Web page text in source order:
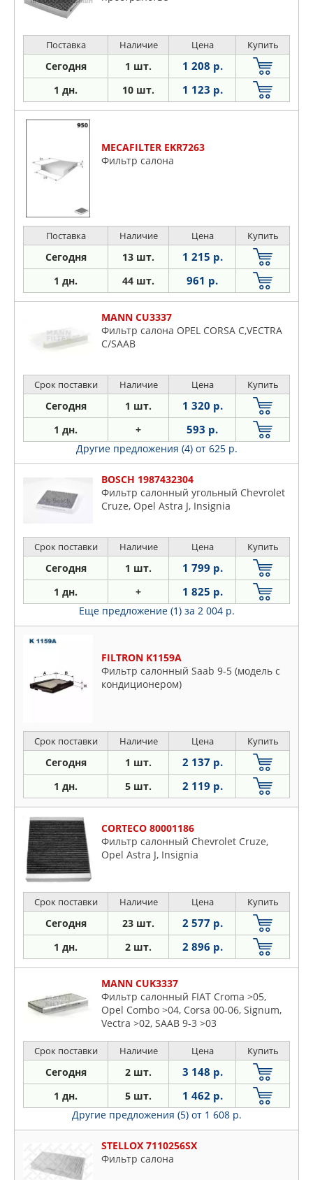
Поставка Наличие Цена Купить
Сегодня 1 шт. 1 208 р.
1 дн. 10 шт. 1 123 р.
MECAFILTER EKR7263
Фильтр салона
Поставка Наличие Цена Купить
Сегодня 13 шт. 1 215 р.
1 дн. 44 шт. 961 р.
MANN CU3337
Фильтр салона OPEL CORSA C,VECTRA
C/SAAB
Срок поставки Наличие Цена Купить
Сегодня 1 шт. 1 320 р.
1 дн. + 593 р.
Другие предложения (4) от 625 р.
BOSCH 1987432304
Фильтр салонный угольный Chevrolet
Cruze, Opel Astra J, Insignia
Срок поставки Наличие Цена Купить
Сегодня 1 шт. 1 799 р.
1 дн. + 1 825 р.
Еще предложение (1) за 2 004 р.
FILTRON K1159A
Фильтр салонный Saab 9-5 (модель с
кондиционером)
Срок поставки Наличие Цена Купить
Сегодня 1 шт. 2 137 р.
1 дн. 5 шт. 2 119 р.
CORTECO 80001186
Фильтр салонный Chevrolet Cruze,
Opel Astra J, Insignia
Срок поставки Наличие Цена Купить
Сегодня 23 шт. 2 577 р.
1 дн. 2 шт. 2 896 р.
MANN CUK3337
Фильтр салонный FIAT Croma >05,
Opel Combo >04, Corsa 00-06, Signum,
Vectra >02, SAAB 9-3 >03
Срок поставки Наличие Цена Купить
Сегодня 2 шт. 3 148 р.
1 дн. 5 шт. 1 462 р.
Другие предложения (5) от 1 608 р.
STELLOX 7110256SX
Фильтр салона